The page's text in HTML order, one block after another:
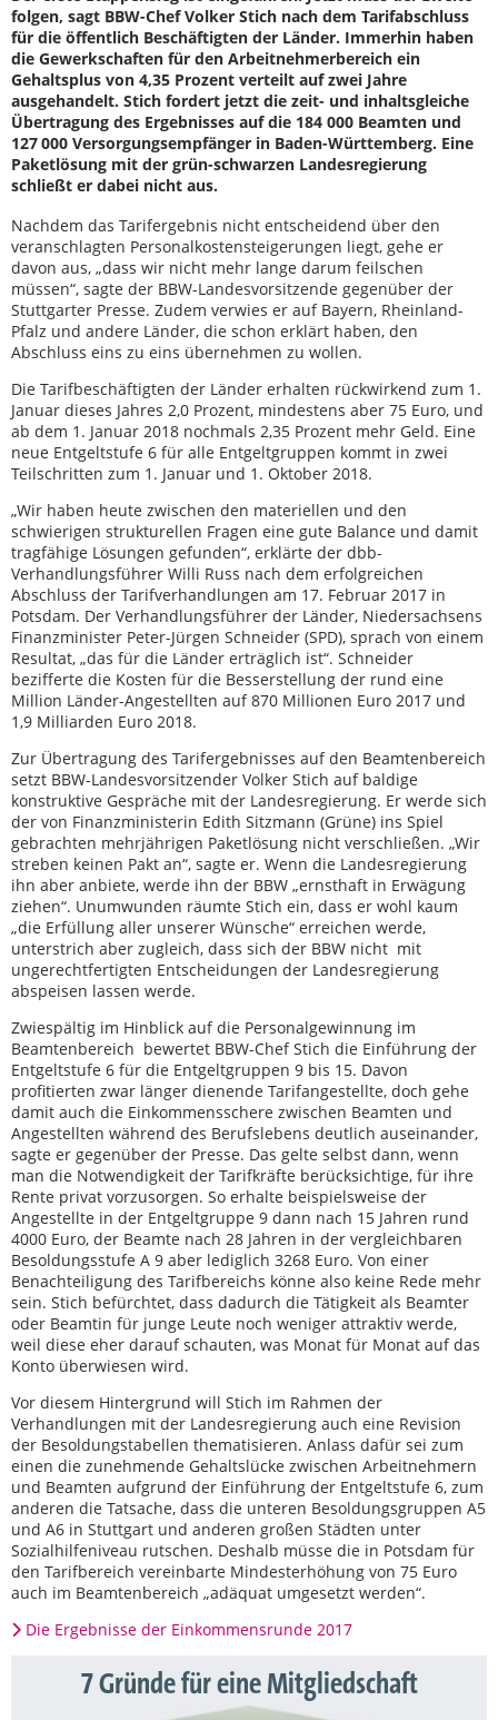
folgen, sagt BBW-Chef Volker Stich nach dem Tarifabschluss
für die öffentlich Beschäftigten der Länder. Immerhin haben
die Gewerkschaften für den Arbeitnehmerbereich ein
Gehaltsplus von 4,35 Prozent verteilt auf zwei Jahre
ausgehandelt. Stich fordert jetzt die zeit- und inhaltsgleiche
Übertragung des Ergebnisses auf die 184 000 Beamten und
127 000 Versorgungsempfänger in Baden-Württemberg. Eine
Paketlösung mit der grün-schwarzen Landesregierung
schließt er dabei nicht aus.
Nachdem das Tarifergebnis nicht entscheidend über den
veranschlagten Personalkostensteigerungen liegt, gehe er
davon aus, „dass wir nicht mehr lange darum feilschen
müssen“, sagte der BBW-Landesvorsitzende gegenüber der
Stuttgarter Presse. Zudem verwies er auf Bayern, Rheinland-
Pfalz und andere Länder, die schon erklärt haben, den
Abschluss eins zu eins übernehmen zu wollen.
Die Tarifbeschäftigten der Länder erhalten rückwirkend zum 1.
Januar dieses Jahres 2,0 Prozent, mindestens aber 75 Euro, und
ab dem 1. Januar 2018 nochmals 2,35 Prozent mehr Geld. Eine
neue Entgeltstufe 6 für alle Entgeltgruppen kommt in zwei
Teilschritten zum 1. Januar und 1. Oktober 2018.
„Wir haben heute zwischen den materiellen und den
schwierigen strukturellen Fragen eine gute Balance und damit
tragfähige Lösungen gefunden“, erklärte der dbb-
Verhandlungsführer Willi Russ nach dem erfolgreichen
Abschluss der Tarifverhandlungen am 17. Februar 2017 in
Potsdam. Der Verhandlungsführer der Länder, Niedersachsens
Finanzminister Peter-Jürgen Schneider (SPD), sprach von einem
Resultat, „das für die Länder erträglich ist“. Schneider
bezifferte die Kosten für die Besserstellung der rund eine
Million Länder-Angestellten auf 870 Millionen Euro 2017 und
1,9 Milliarden Euro 2018.
Zur Übertragung des Tarifergebnisses auf den Beamtenbereich
setzt BBW-Landesvorsitzender Volker Stich auf baldige
konstruktive Gespräche mit der Landesregierung. Er werde sich
der von Finanzministerin Edith Sitzmann (Grüne) ins Spiel
gebrachten mehrjährigen Paketlösung nicht verschließen. „Wir
streben keinen Pakt an“, sagte er. Wenn die Landesregierung
ihn aber anbiete, werde ihn der BBW „ernsthaft in Erwägung
ziehen“. Unumwunden räumte Stich ein, dass er wohl kaum
„die Erfüllung aller unserer Wünsche“ erreichen werde,
unterstrich aber zugleich, dass sich der BBW nicht mit
ungerechtfertigten Entscheidungen der Landesregierung
abspeisen lassen werde.
Zwiespältig im Hinblick auf die Personalgewinnung im
Beamtenbereich bewertet BBW-Chef Stich die Einführung der
Entgeltstufe 6 für die Entgeltgruppen 9 bis 15. Davon
profitierten zwar länger dienende Tarifangestellte, doch gehe
damit auch die Einkommensschere zwischen Beamten und
Angestellten während des Berufslebens deutlich auseinander,
sagte er gegenüber der Presse. Das gelte selbst dann, wenn
man die Notwendigkeit der Tarifkräfte berücksichtige, für ihre
Rente privat vorzusorgen. So erhalte beispielsweise der
Angestellte in der Entgeltgruppe 9 dann nach 15 Jahren rund
4000 Euro, der Beamte nach 28 Jahren in der vergleichbaren
Besoldungsstufe A 9 aber lediglich 3268 Euro. Von einer
Benachteiligung des Tarifbereichs könne also keine Rede mehr
sein. Stich befürchtet, dass dadurch die Tätigkeit als Beamter
oder Beamtin für junge Leute noch weniger attraktiv werde,
weil diese eher darauf schauten, was Monat für Monat auf das
Konto überwiesen wird.
Vor diesem Hintergrund will Stich im Rahmen der
Verhandlungen mit der Landesregierung auch eine Revision
der Besoldungstabellen thematisieren. Anlass dafür sei zum
einen die zunehmende Gehaltslücke zwischen Arbeitnehmern
und Beamten aufgrund der Einführung der Entgeltstufe 6, zum
anderen die Tatsache, dass die unteren Besoldungsgruppen A5
und A6 in Stuttgart und anderen großen Städten unter
Sozialhilfeniveau rutschen. Deshalb müsse die in Potsdam für
den Tarifbereich vereinbarte Mindesterhöhung von 75 Euro
auch im Beamtenbereich „adäquat umgesetzt werden“.
Die Ergebnisse der Einkommensrunde 2017
7 Gründe für eine Mitgliedschaft